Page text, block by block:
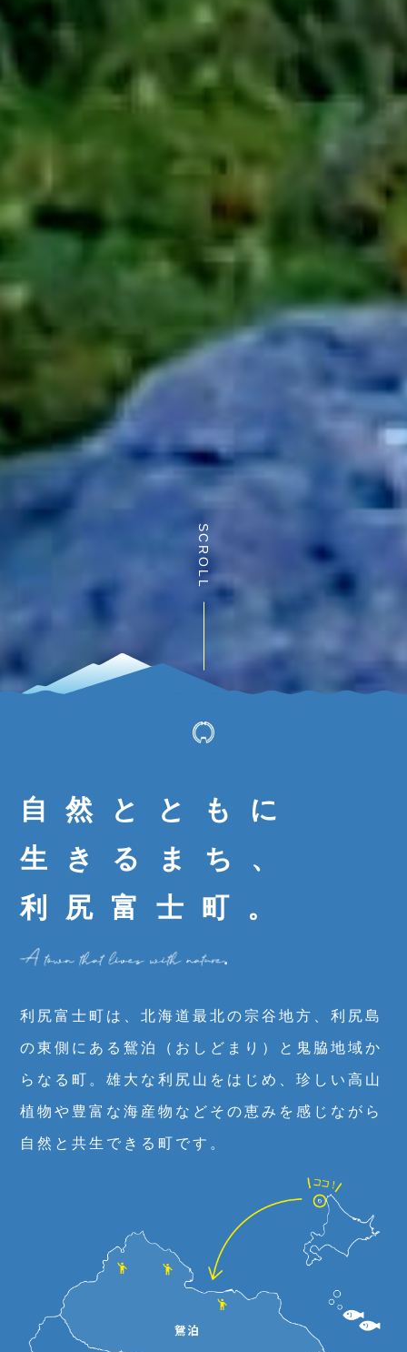
SCROLL
自然とともに
生きるまち、
利尻富士町。
利尻富士町は、北海道最北の宗谷地方、利尻島
の東側にある鴛泊（おしどまり）と鬼脇地域か
らなる町。雄大な利尻山をはじめ、珍しい高山
植物や豊富な海産物などその恵みを感じながら
自然と共生できる町です。